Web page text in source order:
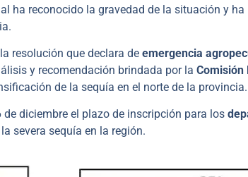
ha reconocido la gravedad de la situación y
resolución que declara de emergencia
y recomendación brindada por la Comisión
de la sequía en el norte de la provincia.
diciembre el plazo de inscripción para los
severa sequía en la región.